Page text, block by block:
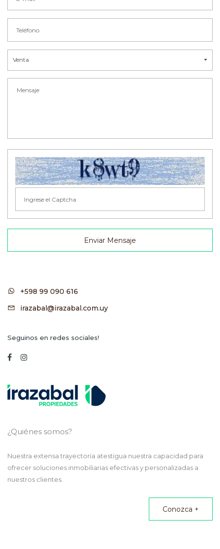
Venta
Enviar Mensaje
+598 99 090 616
irazabal@irazabal.com.uy
Seguinos en redes sociales!
¿Quiénes somos?
Nuestra extensa trayectoria atestigua nuestra capacidad para
ofrecer soluciones inmobiliarias efectivas y personalizadas a
nuestros clientes.
Conozca +